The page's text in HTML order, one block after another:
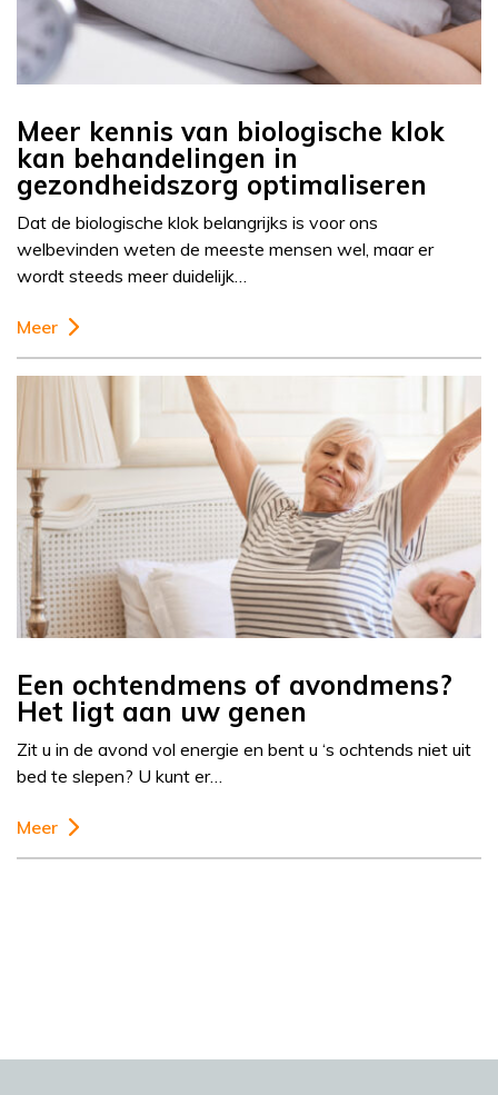
Meer kennis van biologische klok
kan behandelingen in
gezondheidszorg optimaliseren
Dat de biologische klok belangrijks is voor ons
welbevinden weten de meeste mensen wel, maar er
wordt steeds meer duidelijk…
Meer
Een ochtendmens of avondmens?
Het ligt aan uw genen
Zit u in de avond vol energie en bent u ‘s ochtends niet uit
bed te slepen? U kunt er…
Meer